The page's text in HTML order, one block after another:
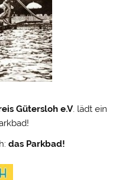
Gütersloh e.V. lädt ein
das Parkbad!